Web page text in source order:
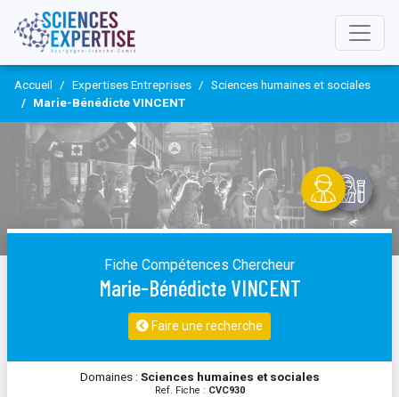
Accueil Expertises Entreprises
Sciences humaines et sociales
Marie-Bénédicte VINCENT
Fiche Compétences Chercheur
Marie-Bénédicte VINCENT
Faire une recherche
Domaines : Sciences humaines et sociales
Ref. Fiche : CVC930